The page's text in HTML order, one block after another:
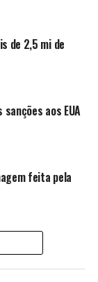
de 2,5 mi de
aos EUA
feita pela